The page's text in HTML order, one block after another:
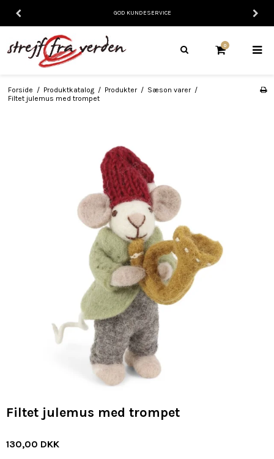
GOD KUNDESERVICE
0
Forside / Produktkatalog / Produkter / Sæson varer /
Filtet julemus med trompet
Filtet julemus med trompet
130,00 DKK